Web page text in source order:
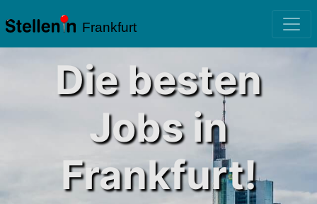
Frankfurt
Die besten
Jobs in
Frankfurt!